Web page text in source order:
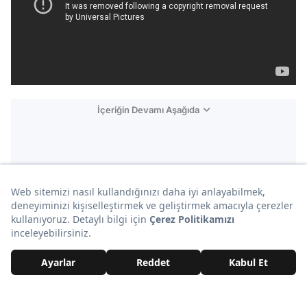
İçeriğin Devamı Aşağıda
16. Batman & Robin filmi aslında Gotham City
evreninde yaşayan insanlar tarafından yapılmış